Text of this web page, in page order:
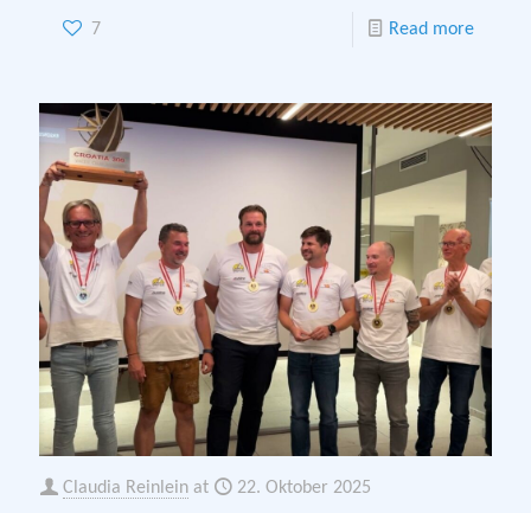
7 Read more
Claudia Reinlein at 22. Oktober 2025